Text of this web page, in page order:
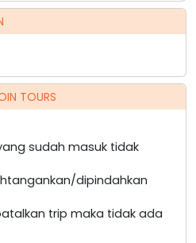
TOURS
sudah masuk tidak
dipindahkan
trip maka tidak ada